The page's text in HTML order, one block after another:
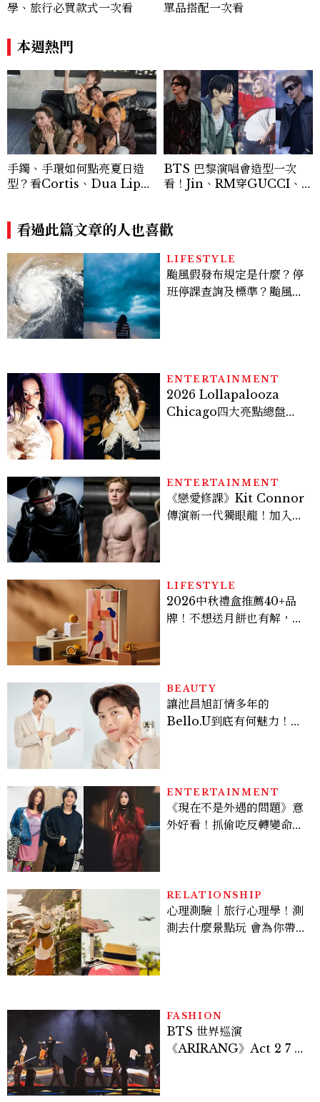
學、旅行必買款式一次看
單品搭配一次看
本週熱門
手鐲、手環如何點亮夏日造
型？看Cortis、Dua Lip的
BTS 巴黎演唱會造型一次
看！Jin、RM穿GUCCI、Ji
服
看過此篇文章的人也喜歡
LIFESTYLE
颱風假發布規定是什麼？停
班停課查詢及標準？颱風假
ENTERTAINMENT
2026 Lollapalooza
Chicago四大亮點總盤
ENTERTAINMENT
《戀愛修課》Kit Connor
傳演新一代獨眼龍！加入新
LIFESTYLE
2026中秋禮盒推薦40+品
牌！不想送月餅也有解，送
BEAUTY
讓池昌旭訂情多年的
Bello.U到底有何魅力！揭
倦感，超神！
ENTERTAINMENT
《現在不是外遇的問題》意
外好看！抓偷吃反轉變命
看點懶人包
RELATIONSHIP
心理測驗｜旅行心理學！測
測去什麼景點玩 會為你帶來
FASHION
BTS 世界巡演
《ARIRANG》Act 2 7 位